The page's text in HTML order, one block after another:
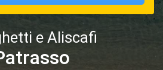
e Aliscafi